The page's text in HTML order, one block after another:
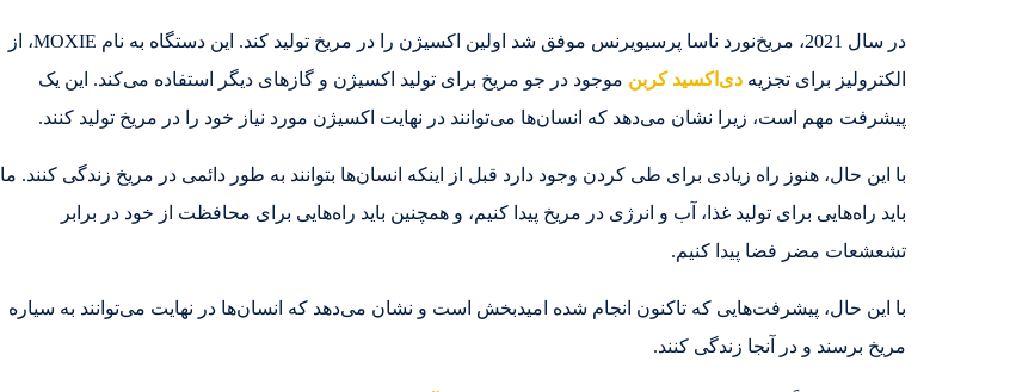
در سال 2021، مریخ‌نورد ناسا پرسیویرنس موفق شد اولین اکسیژن را در مریخ تولید کند. این دستگاه به نام MOXIE، از
الکترولیز برای تجزیه دی‌اکسید کربن موجود در جو مریخ برای تولید اکسیژن و گازهای دیگر استفاده می‌کند. این یک
پیشرفت مهم است، زیرا نشان می‌دهد که انسان‌ها می‌توانند در نهایت اکسیژن مورد نیاز خود را در مریخ تولید کنند.
با این حال، هنوز راه زیادی برای طی کردن وجود دارد قبل از اینکه انسان‌ها بتوانند به طور دائمی در مریخ زندگی کنند. ما
باید راه‌هایی برای تولید غذا، آب و انرژی در مریخ پیدا کنیم، و همچنین باید راه‌هایی برای محافظت از خود در برابر
تشعشعات مضر فضا پیدا کنیم.
با این حال، پیشرفت‌هایی که تاکنون انجام شده امیدبخش است و نشان می‌دهد که انسان‌ها در نهایت می‌توانند به سیاره
مریخ برسند و در آنجا زندگی کنند.